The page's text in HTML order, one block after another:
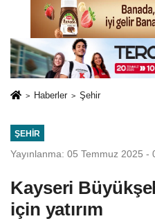
Haberler Şehir
ŞEHIR
Yayınlanma: 05 Temmuz 2025 -
Kayseri
için yatırım